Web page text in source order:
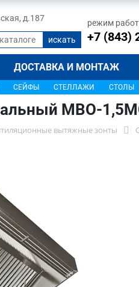
д.187 режим
+7 (843)
ДОСТАВКА И МОНТАЖ
СЕЙФЫ СТЕЛЛАЖИ СТОЛЫ
МВО-
вытяжные зонты